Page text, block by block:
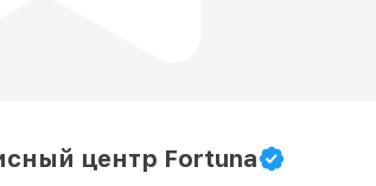
центр Fortuna